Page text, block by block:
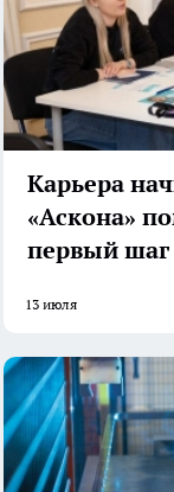
Карьера
«Аскона»
первый
13 июля